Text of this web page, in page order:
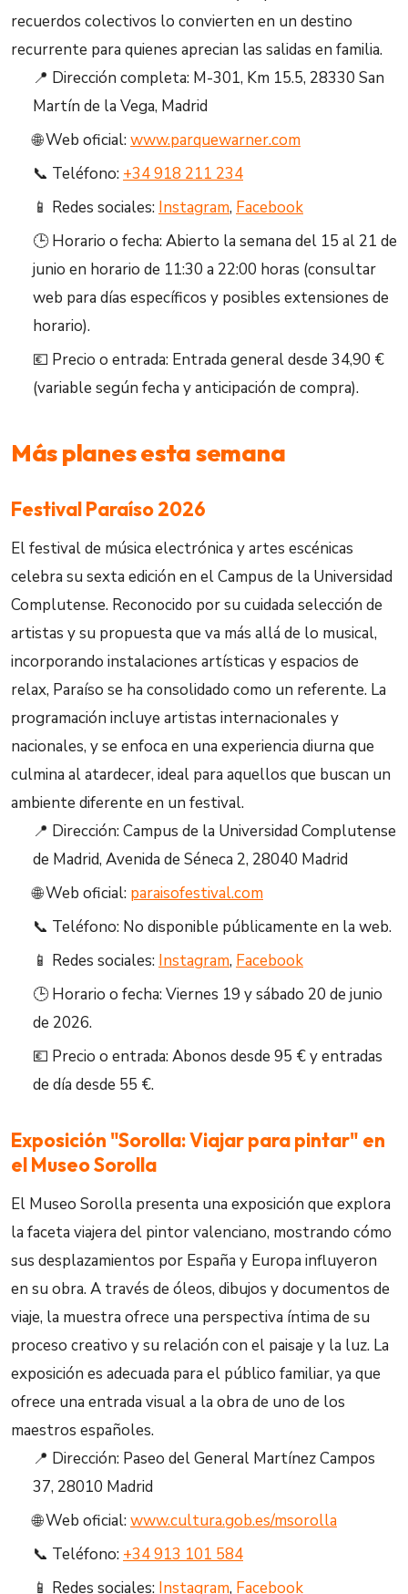
recuerdos colectivos lo convierten en un destino
recurrente para quienes aprecian las salidas en familia.
📍 Dirección completa: M-301, Km 15.5, 28330 San
Martín de la Vega, Madrid
🌐 Web oficial:www.parquewarner.com
📞 Teléfono: +34 918 211 234
📱 Redes sociales: Instagram, Facebook
🕒 Horario o fecha: Abierto la semana del 15 al 21 de
junio en horario de 11:30 a 22:00 horas (consultar
web para días específicos y posibles extensiones de
horario).
💶 Precio o entrada: Entrada general desde 34,90 €
(variable según fecha y anticipación de compra).
Más planes esta semana
Festival Paraíso 2026
El festival de música electrónica y artes escénicas
celebra su sexta edición en el Campus de la Universidad
Complutense. Reconocido por su cuidada selección de
artistas y su propuesta que va más allá de lo musical,
incorporando instalaciones artísticas y espacios de
relax, Paraíso se ha consolidado como un referente. La
programación incluye artistas internacionales y
nacionales, y se enfoca en una experiencia diurna que
culmina al atardecer, ideal para aquellos que buscan un
ambiente diferente en un festival.
📍 Dirección: Campus de la Universidad Complutense
de Madrid, Avenida de Séneca 2, 28040 Madrid
🌐 Web oficial: paraisofestival.com
📞 Teléfono: No disponible públicamente en la web.
📱 Redes sociales: Instagram, Facebook
🕒 Horario o fecha: Viernes 19 y sábado 20 de junio
de 2026.
💶 Precio o entrada: Abonos desde 95 € y entradas
de día desde 55 €.
Exposición "Sorolla: Viajar para pintar" en
el Museo Sorolla
El Museo Sorolla presenta una exposición que explora
la faceta viajera del pintor valenciano, mostrando cómo
sus desplazamientos por España y Europa influyeron
en su obra. A través de óleos, dibujos y documentos de
viaje, la muestra ofrece una perspectiva íntima de su
proceso creativo y su relación con el paisaje y la luz. La
exposición es adecuada para el público familiar, ya que
ofrece una entrada visual a la obra de uno de los
maestros españoles.
📍 Dirección: Paseo del General Martínez Campos
37, 28010 Madrid
🌐 Web oficial:www.cultura.gob.es/msorolla
📞 Teléfono: +34 913 101 584
📱 Redes sociales: Instagram, Facebook